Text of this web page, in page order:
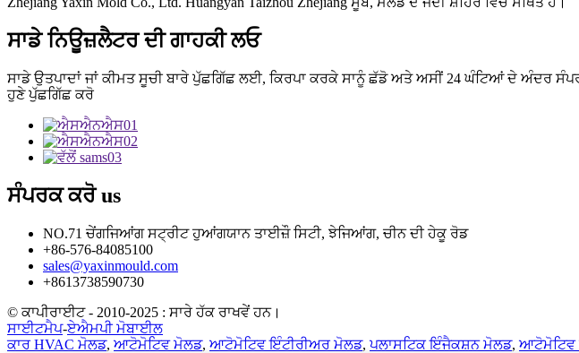
ਸਾਡੇ ਨਿਊਜ਼ਲੈਟਰ ਦੀ ਗਾਹਕੀ ਲਓ
ਸਾਡੇ ਉਤਪਾਦਾਂ ਜਾਂ ਕੀਮਤ ਸੂਚੀ ਬਾਰੇ ਪੁੱਛਗਿੱਛ ਲਈ, ਕਿਰਪਾ ਕਰਕੇ ਸਾਨੂੰ ਛੱਡੋ ਅਤੇ ਅਸੀਂ 24 ਘੰਟਿਆਂ ਦੇ ਅੰਦਰ
ਹੁਣੇ ਪੁੱਛਗਿੱਛ ਕਰੋ
ਸੰਪਰਕ ਕਰੋus
NO.71 ਚੇਂਗਜਿਆਂਗ ਸਟ੍ਰੀਟ ਹੁਆਂਗਯਾਨ ਤਾਈਜ਼ੌ ਸਿਟੀ, ਝੇਜਿਆਂਗ, ਚੀਨ ਦੀ ਹੇਕੂ ਰੋਡ
+86-576-84085100
sales@yaxinmould.com
+8613738590730
© ਕਾਪੀਰਾਈਟ - 2010-2025 : ਸਾਰੇ ਹੱਕ ਰਾਖਵੇਂ ਹਨ।
ਸਾਈਟਮੈਪ-ਏਐਮਪੀ ਮੋਬਾਈਲ
ਕਾਰ HVAC ਮੋਲਡ, ਆਟੋਮੋਟਿਵ ਮੋਲਡ, ਆਟੋਮੋਟਿਵ ਇੰਟੀਰੀਅਰ ਮੋਲਡ,ਪਲਾਸਟਿਕ ਇੰਜੈਕਸ਼ਨ ਮੋਲਡ, ਆਟੋਮੋਟਿਵ